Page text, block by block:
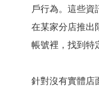
戶行為。這些資
在某家分店推出
帳號裡，找到特
針對沒有實體店